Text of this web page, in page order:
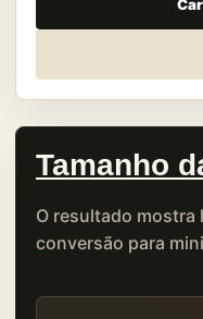
Tamanho
O resultado mostra
conversão para